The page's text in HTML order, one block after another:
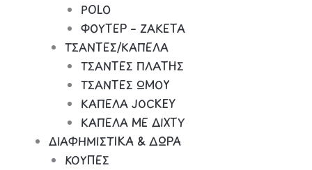
POLO
ΦΟΥΤΕΡ – ΖΑΚΕΤΑ
ΤΣΑΝΤΕΣ/ΚΑΠΕΛΑ
ΤΣΑΝΤΕΣ ΠΛΑΤΗΣ
ΤΣΑΝΤΕΣ ΩΜΟΥ
ΚΑΠΕΛΑ JOCKEY
ΚΑΠΕΛΑ ΜΕ ΔΙΧΤΥ
ΔΙΑΦΗΜΙΣΤΙΚΑ & ΔΩΡΑ
ΚΟΥΠΕΣ